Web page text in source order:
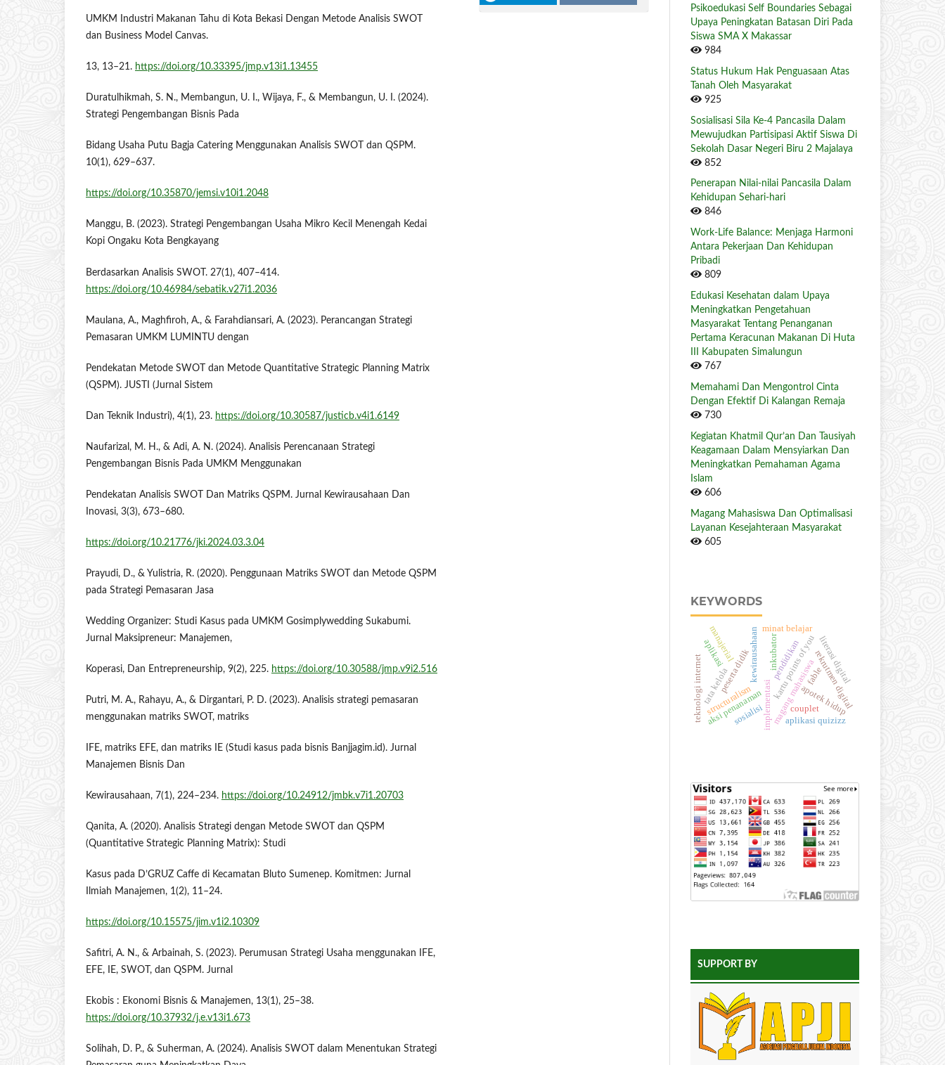
UMKM Industri Makanan Tahu di Kota Bekasi Dengan Metode Analisis SWOT
dan Business Model Canvas.
13, 13–21. https://doi.org/10.33395/jmp.v13i1.13455
Duratulhikmah, S. N., Membangun, U. I., Wijaya, F., & Membangun, U. I. (2024).
Strategi Pengembangan Bisnis Pada
Bidang Usaha Putu Bagja Catering Menggunakan Analisis SWOT dan QSPM.
10(1), 629–637.
https://doi.org/10.35870/jemsi.v10i1.2048
Manggu, B. (2023). Strategi Pengembangan Usaha Mikro Kecil Menengah Kedai
Kopi Ongaku Kota Bengkayang
Berdasarkan Analisis SWOT. 27(1), 407–414.
https://doi.org/10.46984/sebatik.v27i1.2036
Maulana, A., Maghfiroh, A., & Farahdiansari, A. (2023). Perancangan Strategi
Pemasaran UMKM LUMINTU dengan
Pendekatan Metode SWOT dan Metode Quantitative Strategic Planning Matrix
(QSPM). JUSTI (Jurnal Sistem
Dan Teknik Industri), 4(1), 23. https://doi.org/10.30587/justicb.v4i1.6149
Naufarizal, M. H., & Adi, A. N. (2024). Analisis Perencanaan Strategi
Pengembangan Bisnis Pada UMKM Menggunakan
Pendekatan Analisis SWOT Dan Matriks QSPM. Jurnal Kewirausahaan Dan
Inovasi, 3(3), 673–680.
https://doi.org/10.21776/jki.2024.03.3.04
Prayudi, D., & Yulistria, R. (2020). Penggunaan Matriks SWOT dan Metode QSPM
pada Strategi Pemasaran Jasa
Wedding Organizer: Studi Kasus pada UMKM Gosimplywedding Sukabumi.
Jurnal Maksipreneur: Manajemen,
Koperasi, Dan Entrepreneurship, 9(2), 225. https://doi.org/10.30588/jmp.v9i2.516
Putri, M. A., Rahayu, A., & Dirgantari, P. D. (2023). Analisis strategi pemasaran
menggunakan matriks SWOT, matriks
IFE, matriks EFE, dan matriks IE (Studi kasus pada bisnis Banjjagim.id). Jurnal
Manajemen Bisnis Dan
Kewirausahaan, 7(1), 224–234. https://doi.org/10.24912/jmbk.v7i1.20703
Qanita, A. (2020). Analisis Strategi dengan Metode SWOT dan QSPM
(Quantitative Strategic Planning Matrix): Studi
Kasus pada D’GRUZ Caffe di Kecamatan Bluto Sumenep. Komitmen: Jurnal
Ilmiah Manajemen, 1(2), 11–24.
https://doi.org/10.15575/jim.v1i2.10309
Safitri, A. N., & Arbainah, S. (2023). Perumusan Strategi Usaha menggunakan IFE,
EFE, IE, SWOT, dan QSPM. Jurnal
Ekobis : Ekonomi Bisnis & Manajemen, 13(1), 25–38.
https://doi.org/10.37932/j.e.v13i1.673
Solihah, D. P., & Suherman, A. (2024). Analisis SWOT dalam Menentukan Strategi
Psikoedukasi Self Boundaries Sebagai
Upaya Peningkatan Batasan Diri Pada
Siswa SMA X Makassar
984
Status Hukum Hak Penguasaan Atas
Tanah Oleh Masyarakat
925
Sosialisasi Sila Ke-4 Pancasila Dalam
Mewujudkan Partisipasi Aktif Siswa Di
Sekolah Dasar Negeri Biru 2 Majalaya
852
Penerapan Nilai-nilai Pancasila Dalam
Kehidupan Sehari-hari
846
Work-Life Balance: Menjaga Harmoni
Antara Pekerjaan Dan Kehidupan
Pribadi
809
Edukasi Kesehatan dalam Upaya
Meningkatkan Pengetahuan
Masyarakat Tentang Penanganan
Pertama Keracunan Makanan Di Huta
III Kabupaten Simalungun
767
Memahami Dan Mengontrol Cinta
Dengan Efektif Di Kalangan Remaja
730
Kegiatan Khatmil Qur’an Dan Tausiyah
Keagamaan Dalam Mensyiarkan Dan
Meningkatkan Pemahaman Agama
Islam
606
Magang Mahasiswa Dan Optimalisasi
Layanan Kesejahteraan Masyarakat
605
KEYWORDS
pendidikan
implementasi
inkubator
kewirausahaan
magang mahasiswa
peserta didik
aksi penanaman
manajerial
tata kelola
apotek hidup
kartu points of you
aplikasi rekrutmen digital
structuralism couplet
literasi digital
minat belajar
aplikasi quizizz
teknologi internet sosialisi
fable
SUPPORT BY